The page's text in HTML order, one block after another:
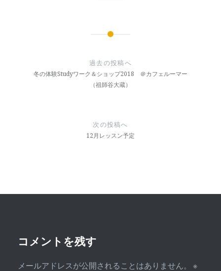
過去の投稿へ
冬の体験Studyワーク＆ショップ2018 ＠カフェルーマー
（祖師谷大蔵）
次の投稿へ
12月レッスン予定
コメントを残す
メールアドレスが公開されることはありません。
※